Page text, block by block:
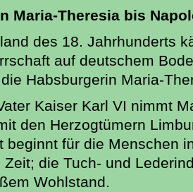
Maria-Theresia bis
des 18. Jahrhunderts
auf deutschem
Habsburgerin Maria-
Kaiser Karl VI nimmt
den Herzogtümern
beginnt für die Menschen
die Tuch- und
Wohlstand.